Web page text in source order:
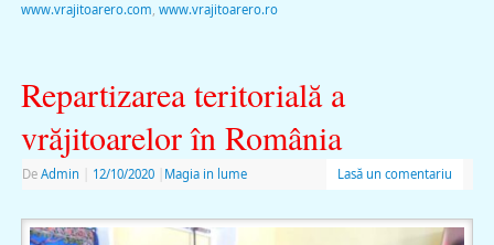
www.vrajitoarero.com, www.vrajitoarero.ro
Repartizarea teritorială a
vrăjitoarelor în România
De Admin 12/10/2020 Magia in lume Lasă un comentariu